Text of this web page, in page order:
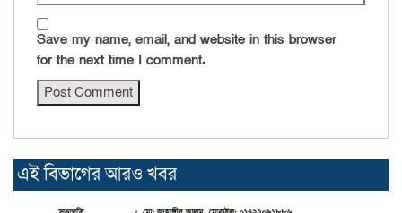
Save my name, email, and website in this browser
for the next time I comment.
এই বিভাগের আরও খবর